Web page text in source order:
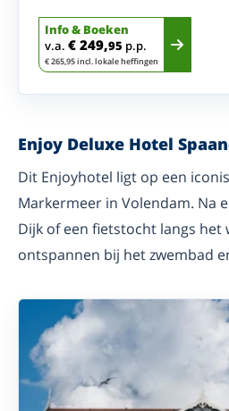
Info & Boeken
v.a. € 249,95 p.p.
€ 265,95 incl. lokale heffingen
Enjoy Deluxe Hotel
Dit Enjoyhotel ligt op een
Markermeer in Volendam. Na
Dijk of een fietstocht langs het
ontspannen bij het zwembad